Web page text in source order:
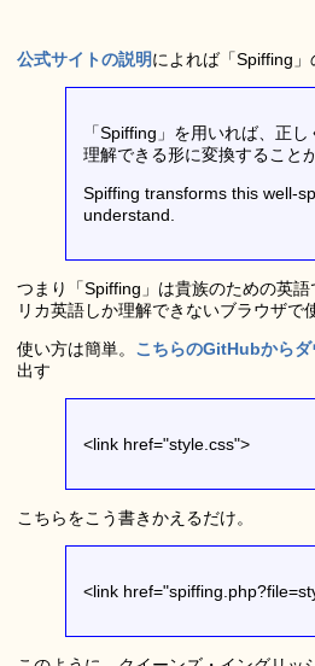
公式サイトの説明によれば「Spiffing」
「Spiffing」を用いれば、正
理解できる形に変換すること
Spiffing transforms this well-
understand.
つまり「Spiffing」は貴族のための英
リカ英語しか理解できないブラウザで
使い方は簡単。 こちらのGitHubからダ
出す
<link href="style.css">
こちらをこう書きかえるだけ。
<link